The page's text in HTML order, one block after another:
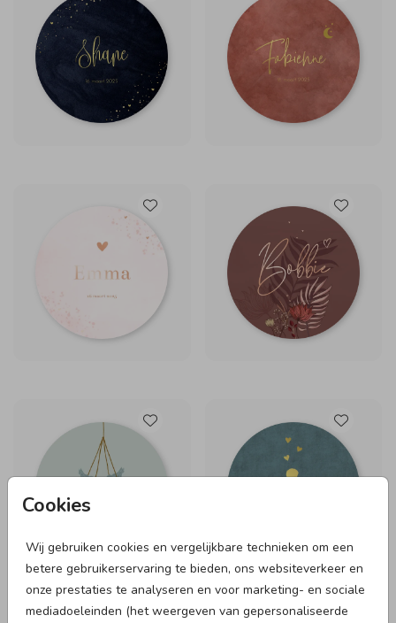
Cookies
Wij gebruiken cookies en vergelijkbare technieken om een
betere gebruikerservaring te bieden, ons websiteverkeer en
onze prestaties te analyseren en voor marketing- en sociale
mediadoeleinden (het weergeven van gepersonaliseerde